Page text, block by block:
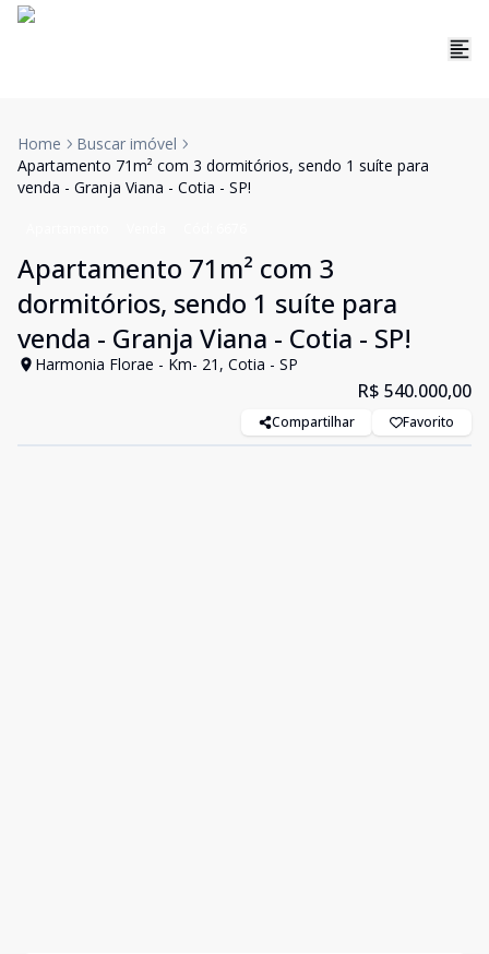
Home
Buscar imóvel
Apartamento 71m² com 3 dormitórios, sendo 1 suíte para
venda - Granja Viana - Cotia - SP!
Apartamento 71m² com 3
dormitórios, sendo 1 suíte para
venda - Granja Viana - Cotia - SP!
Harmonia Florae - Km- 21, Cotia - SP
R$ 540.000,00
Compartilhar Favorito